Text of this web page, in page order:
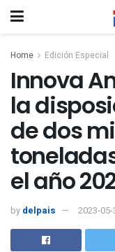
Home Edición Especial
Innova
la
de dos
el año
by delpais 2023-